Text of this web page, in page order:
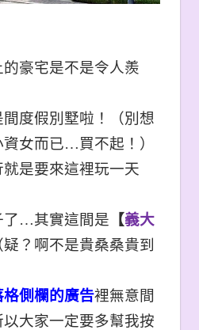
豪宅是不是令人羨
度假別墅啦！（別想
女而已…買不起！ ）
是要來這裡玩一天
…其實這間是 【義大
疑？啊不是貴桑桑貴到
格側欄的廣告裡無意間
大家一定要多幫我按